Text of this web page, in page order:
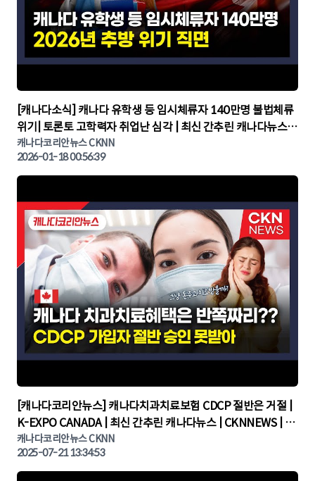
▶
[캐나다소식] 캐나다 유학생 등 임시체류자 140만명 불법체류
위기| 토론토 고학력자 취업난 심각 | 최신 간추린 캐나다뉴스 |
CKNNEWS, 캐나다코리안뉴스
캐나다코리안뉴스 CKNN
2026-01-18 00:56:39
▶
[캐나다코리안뉴스] 캐나다치과치료보험 CDCP 절반은 거절 |
K-EXPO CANADA | 최신 간추린 캐나다뉴스 | CKNNEWS | 캐
나다뉴스 | 토론토뉴스
캐나다코리안뉴스 CKNN
2025-07-21 13:34:53